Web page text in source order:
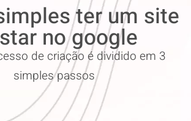
ter um site
no google
de criação é dividido em 3
simples passos